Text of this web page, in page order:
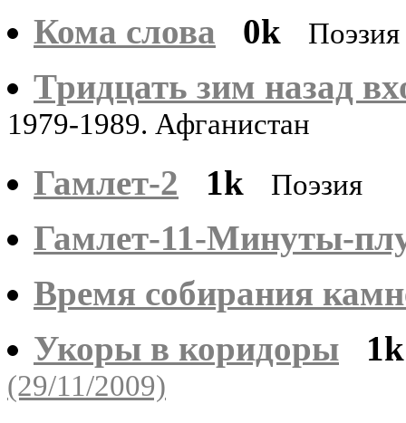
Кома слова
0k Поэзия
Тридцать зим назад
1979-1989. Афганистан
Гамлет-2
1k Поэзия
Гамлет-11-Минуты-
Время собирания
Укоры в коридоры
1k
(29/11/2009)